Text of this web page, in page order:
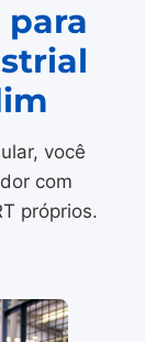
você
com
próprios.